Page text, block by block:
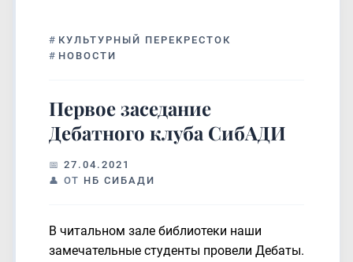
# КУЛЬТУРНЫЙ ПЕРЕКРЕСТОК
# НОВОСТИ
Первое заседание
Дебатного клуба СибАДИ
27.04.2021
ОТ НБ СИБАДИ
В читальном зале библиотеки наши
замечательные студенты провели Дебаты.